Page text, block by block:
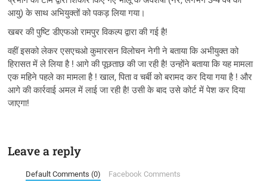
आयु) के साथ अभियुक्तों को पकड़ लिया गया।
खबर की पुष्टि डीएफओ रामपुर विकल्प द्वारा की गई है!
वहीं इसको लेकर एसएचओ कुमारसन विलोचन नेगी ने बताया कि अभीयुक्त को
हिरासत में ले लिया है ! आगे की पूछताछ की जा रही है! उन्होंने बताया कि यह मामला
एक महिने पहले का मामला है ! खाल, पिता व चर्बी को बरामद कर दिया गया है ! और
आगे की कार्रवाई अमल में लाई जा रही है! उसी के बाद उसे कोर्ट में पेश कर दिया
जाएगा!
Leave a reply
Default Comments (0) Facebook Comments